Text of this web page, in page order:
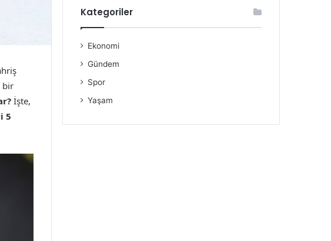
bir
İşte,
5
Kategoriler
Ekonomi
Gündem
Spor
Yaşam